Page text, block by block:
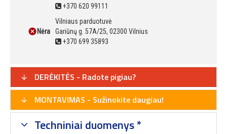
+370 620 99111
Nėra
Vilniaus parduotuvė
Gariūnų g. 57A/25, 02300 Vilnius
+370 699 35893
DERĖKITĖS - Radote pigiau?
MONTAVIMAS - Sužinokite daugiau!
Techniniai duomenys *